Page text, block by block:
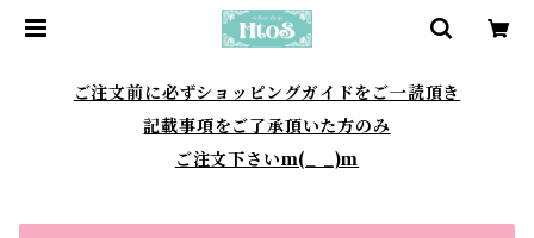
ご注文前に必ずショッピングガイドをご一読頂き
記載事項をご了承頂いた方のみ
ご注文下さいm(_ _)m